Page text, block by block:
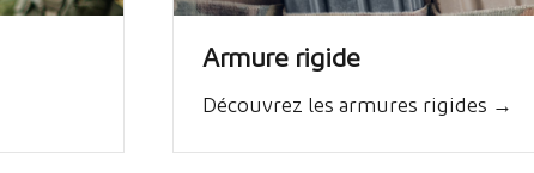
Armure rigide
Découvrez les armures rigides →